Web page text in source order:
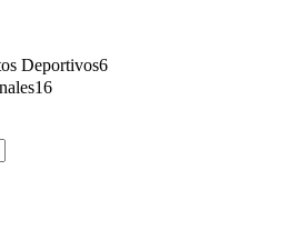
Deportivos6
16